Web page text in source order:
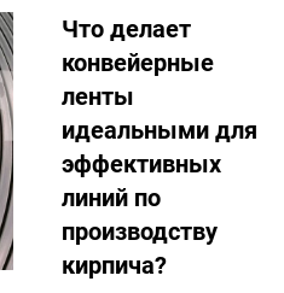
Что делает
конвейерные
ленты
идеальными для
эффективных
линий по
производству
кирпича?